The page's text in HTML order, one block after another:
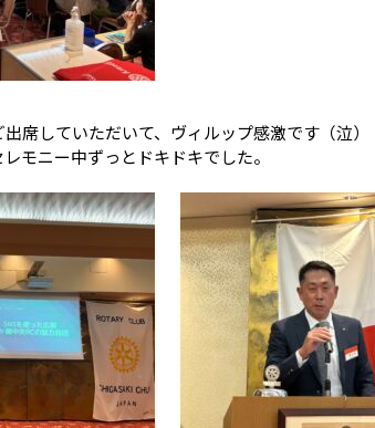
席していただいて、ヴィルップ感激です（泣）
モニー中ずっとドキドキでした。